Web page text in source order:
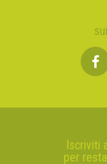
Iscriviti
per